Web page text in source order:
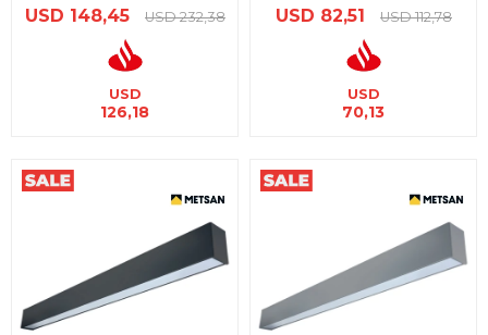
USD 148,45 USD 232,38
USD
126,18
USD 82,51 USD 112,78
USD
70,13